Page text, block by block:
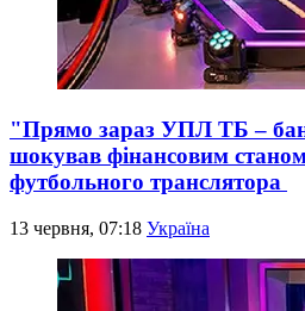
"Прямо зараз УПЛ ТБ –
шокував фінансовим
футбольного транслятора
13 червня, 07:18 Україна